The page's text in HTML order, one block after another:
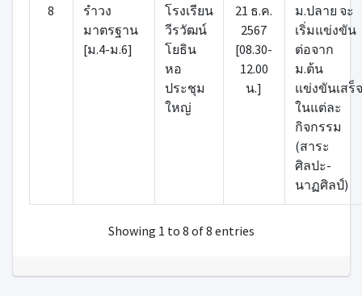
8
รําวง
มาตรฐาน
[ม.4-ม.6]
โรงเรียน
วีรวัฒน์
โยธิน
หอ
ประชุม
ใหญ่
21 ธ.ค.
2567
[08.30-
12.00
น.]
ม.ปลาย จะ
เริ่มแข่งขัน
ต่อจาก
ม.ต้น
แข่งขันเสร็จ
ในแต่ละ
กิจกรรม
(สาระ
ศิลปะ-
นาฏศิลป์)
Showing 1 to 8 of 8 entries